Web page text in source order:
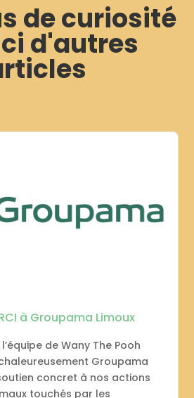
de curiosité
d'autres
à Groupama Limoux
de Wany The Pooh
Groupama
concret à nos actions
touchés par les